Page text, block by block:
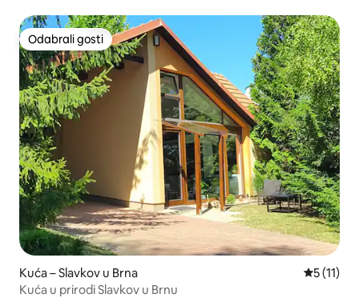
Odabrali gosti
Odabrali gosti
Kuća – Slavkov u Brna
5 (11)
Kuća u prirodi Slavkov u Brnu